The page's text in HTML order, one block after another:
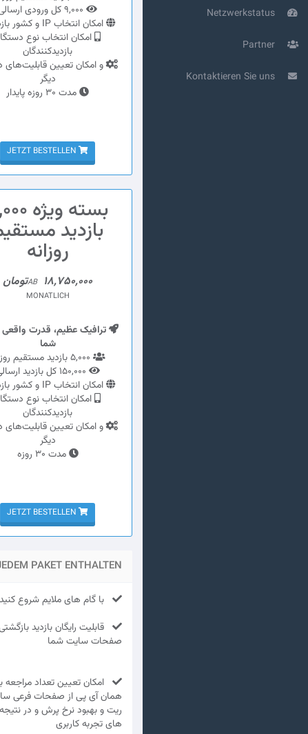
Netzwerkstatus
Partner
Kontaktieren Sie uns
امکان انتخاب IP و کشور بازدیدها
امکان انتخاب نوع
بازدیدکنندگان
و امکان تعیین قابلیت‌های
دیگر
مدت 30 روزه پایدار
JETZT BESTELLEN
بسته
بازدید
روزانه
AB 18,750,000تومان
MONATLICH
ترافیک عظیم، قدرت
شما
امکان انتخاب IP و کشور بازدیدها
امکان انتخاب نوع
بازدیدکنندگان
و امکان تعیین قابلیت‌های
دیگر
مدت 30 روزه
JETZT BESTELLEN
PAKET ENTHALTEN
با گام های ملایم شروع
قابلیت رایگان بازدید
صفحات سایت شما
امکان تعیین تعداد مراجعه
همان آی پی از صفحات فرعی
ریت و بهبود نرخ پرش و در
های تجربه کاربری